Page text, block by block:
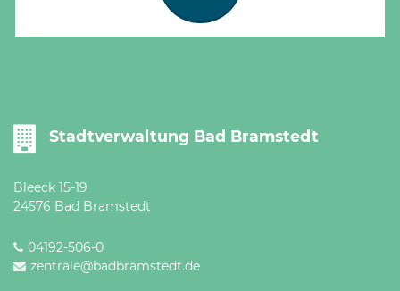
Stadtverwaltung Bad Bramstedt
Bleeck 15-19
24576 Bad Bramstedt
04192-506-0
zentrale@badbramstedt.de